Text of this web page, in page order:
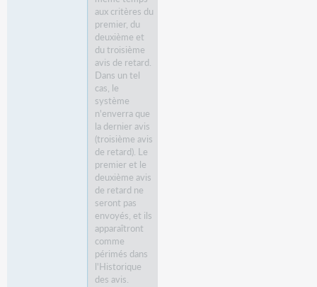
aux critères du
premier, du
deuxième et
du troisième
avis de retard.
Dans un tel
cas, le
système
n'enverra que
la dernier avis
(troisième avis
de retard). Le
premier et le
deuxième avis
de retard ne
seront pas
envoyés, et ils
apparaîtront
comme
périmés dans
l'Historique
des avis.